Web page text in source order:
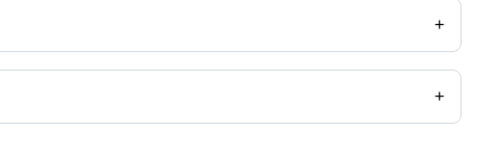
(Approx.)
+
है। सूचीबद्ध विक्रेताओं द्वारा प्रदान की गई जानकारी के अनुसार कुछ आपूर्तिकर्ताओं
+